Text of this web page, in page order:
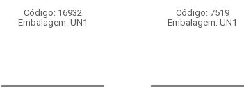
Código: 16932
Embalagem: UN1
Código: 7519
Embalagem: UN1